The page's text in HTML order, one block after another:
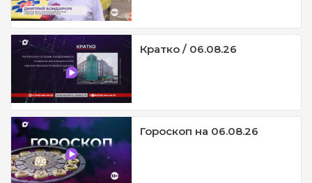
Кратко / 06.08.26
Гороскоп на 06.08.26